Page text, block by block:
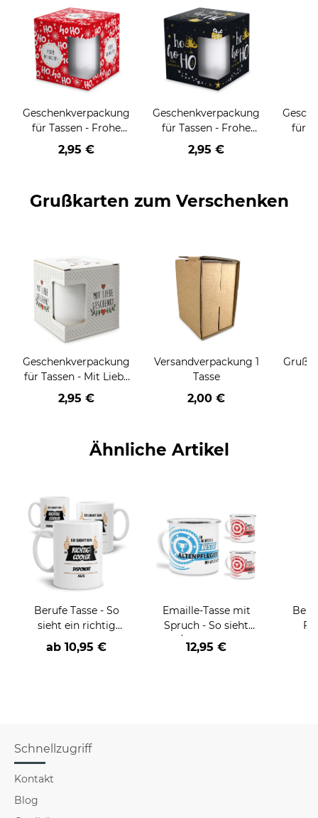
Geschenkverpackung
für Tassen - Frohe
Weihnachten - HO
HO HO - rot
2,95 €
Geschenkverpackung
für Tassen - Frohe
Weihnachten - HO
HO HO - schwarz
2,95 €
für
Grußkarten zum Verschenken
Geschenkverpackung
für Tassen - Mit Liebe
geschenkt
2,95 €
Versandverpackung 1
Tasse
2,00 €
Ähnliche Artikel
Berufe Tasse - So
sieht ein richtig
cooler -BERUF- aus
ab 10,95 €
Emaille-Tasse mit
Spruch - So sieht
der/die beste - Ihr
Beruf - aus
12,95 €
Schnellzugriff
Kontakt
Blog